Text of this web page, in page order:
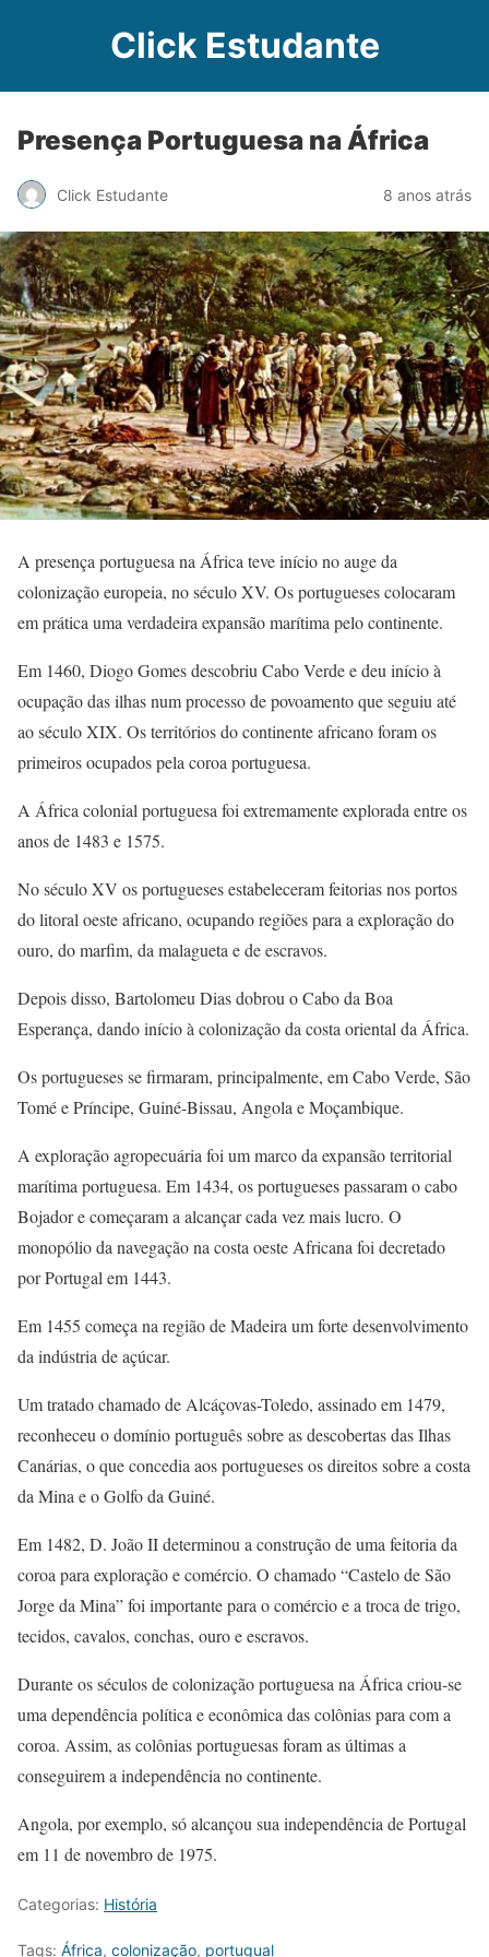
Click Estudante
Presença Portuguesa na África
Click Estudante 8 anos atrás
A presença portuguesa na África teve início no auge da
colonização europeia, no século XV. Os portugueses colocaram
em prática uma verdadeira expansão marítima pelo continente.
Em 1460, Diogo Gomes descobriu Cabo Verde e deu início à
ocupação das ilhas num processo de povoamento que seguiu até
ao século XIX. Os territórios do continente africano foram os
primeiros ocupados pela coroa portuguesa.
A África colonial portuguesa foi extremamente explorada entre os
anos de 1483 e 1575.
No século XV os portugueses estabeleceram feitorias nos portos
do litoral oeste africano, ocupando regiões para a exploração do
ouro, do marfim, da malagueta e de escravos.
Depois disso, Bartolomeu Dias dobrou o Cabo da Boa
Esperança, dando início à colonização da costa oriental da África.
Os portugueses se firmaram, principalmente, em Cabo Verde, São
Tomé e Príncipe, Guiné-Bissau, Angola e Moçambique.
A exploração agropecuária foi um marco da expansão territorial
marítima portuguesa. Em 1434, os portugueses passaram o cabo
Bojador e começaram a alcançar cada vez mais lucro. O
monopólio da navegação na costa oeste Africana foi decretado
por Portugal em 1443.
Em 1455 começa na região de Madeira um forte desenvolvimento
da indústria de açúcar.
Um tratado chamado de Alcáçovas-Toledo, assinado em 1479,
reconheceu o domínio português sobre as descobertas das Ilhas
Canárias, o que concedia aos portugueses os direitos sobre a costa
da Mina e o Golfo da Guiné.
Em 1482, D. João II determinou a construção de uma feitoria da
coroa para exploração e comércio. O chamado “Castelo de São
Jorge da Mina” foi importante para o comércio e a troca de trigo,
tecidos, cavalos, conchas, ouro e escravos.
Durante os séculos de colonização portuguesa na África criou-se
uma dependência política e econômica das colônias para com a
coroa. Assim, as colônias portuguesas foram as últimas a
conseguirem a independência no continente.
Angola, por exemplo, só alcançou sua independência de Portugal
em 11 de novembro de 1975.
Categorias: História
Tags: África, colonização, portugual